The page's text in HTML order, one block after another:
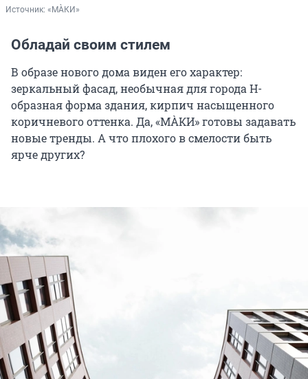
Источник: «МÀКИ»
Обладай своим стилем
В образе нового дома виден его характер:
зеркальный фасад, необычная для города Н-
образная форма здания, кирпич насыщенного
коричневого оттенка. Да, «МÀКИ» готовы задавать
новые тренды. А что плохого в смелости быть
ярче других?